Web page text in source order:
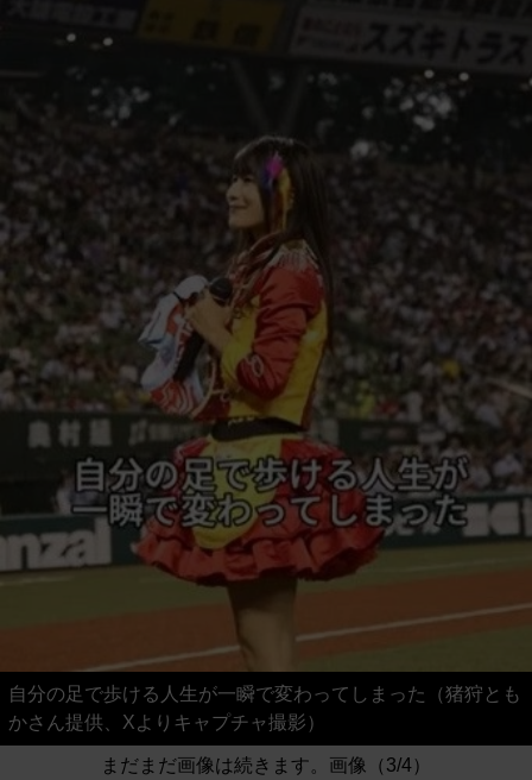
自分の足で歩ける人生が一瞬で変わってしまった（猪狩とも
かさん提供、Xよりキャプチャ撮影）
まだまだ画像は続きます。画像（3/4）